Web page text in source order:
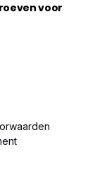
voor